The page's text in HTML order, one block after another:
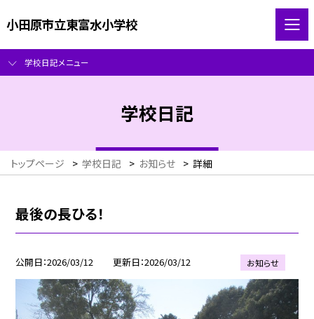
小田原市立東富水小学校
学校日記メニュー
学校日記
トップページ > 学校日記 > お知らせ > 詳細
最後の長ひる！
公開日 2026/03/12 更新日 2026/03/12 お知らせ